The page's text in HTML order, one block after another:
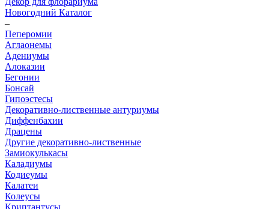
Новогодний Каталог
–
Пеперомии
Аглаонемы
Адениумы
Алоказии
Бегонии
Бонсай
Гипоэстесы
Декоративно-лиственные антуриумы
Диффенбахии
Драцены
Другие декоративно-лиственные
Замиокулькасы
Каладиумы
Кодиеумы
Калатеи
Колеусы
Криптантусы